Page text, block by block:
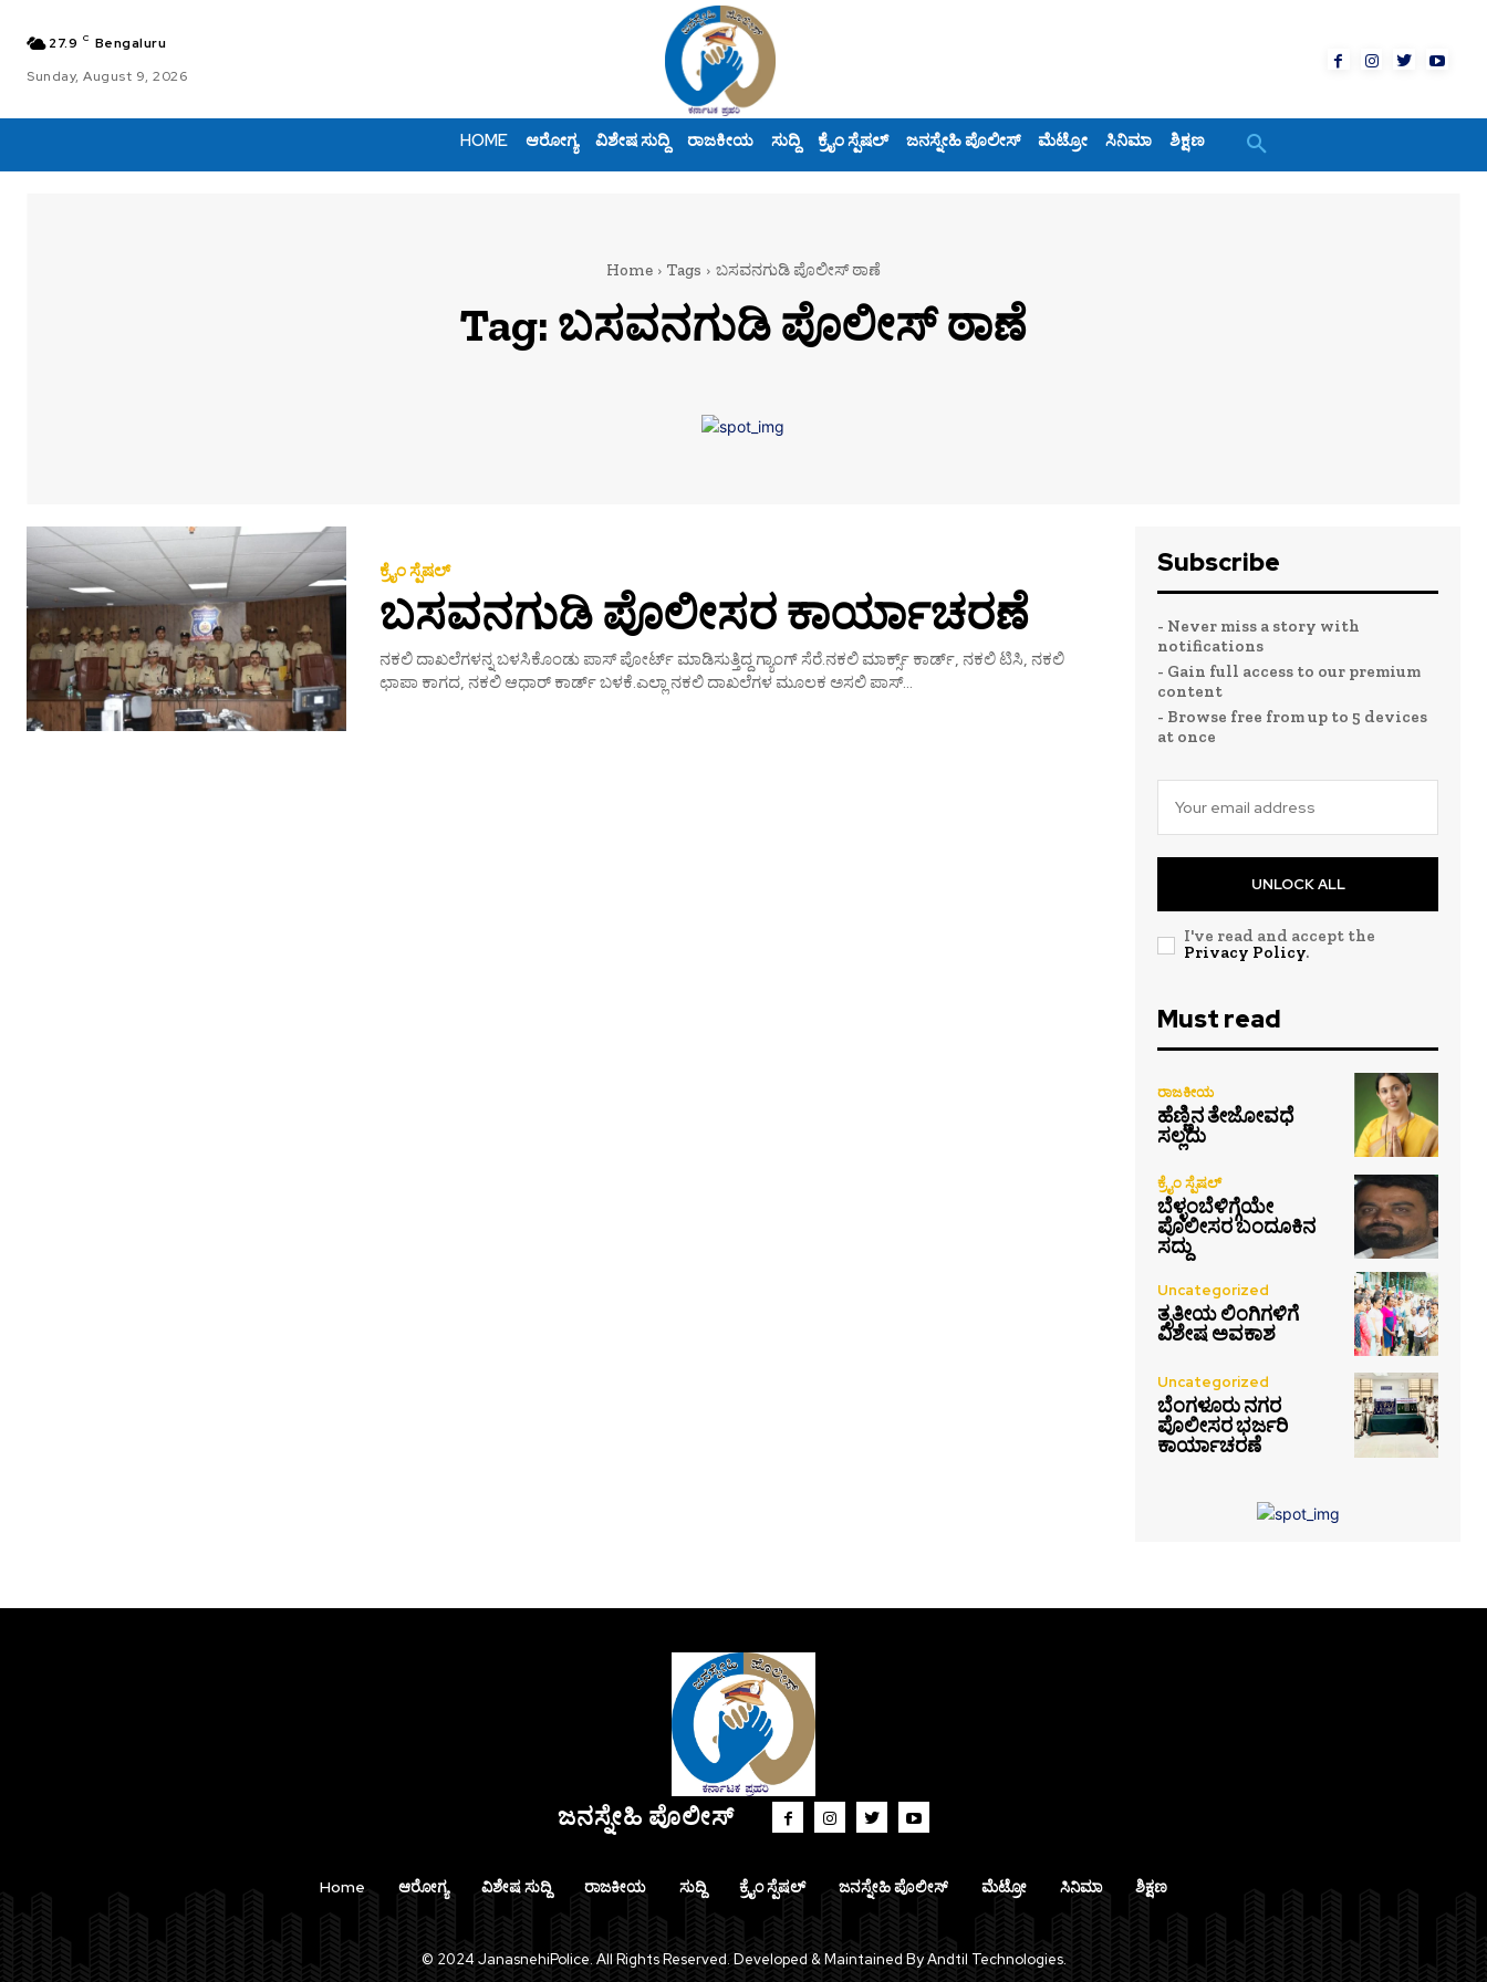
27.9 C Bengaluru
Sunday, August 9, 2026
HOME ಆರೋಗ್ಯ ವಿಶೇಷ ಸುದ್ದಿ ರಾಜಕೀಯ ಸುದ್ದಿ ಕ್ರೈಂ ಸ್ಪೆಷಲ್ ಜನಸ್ನೇಹಿ ಪೊಲೀಸ್ ಮೆಟ್ರೋ ಸಿನಿಮಾ ಶಿಕ್ಷಣ
Home Tags ಬಸವನಗುಡಿ ಪೊಲೀಸ್ ಠಾಣೆ
Tag: ಬಸವನಗುಡಿ ಪೊಲೀಸ್ ಠಾಣೆ
ಕ್ರೈಂ ಸ್ಪೆಷಲ್
ಬಸವನಗುಡಿ ಪೊಲೀಸರ ಕಾರ್ಯಾಚರಣೆ
ನಕಲಿ ದಾಖಲೆಗಳನ್ನ ಬಳಸಿಕೊಂಡು ಪಾಸ್ ಪೋರ್ಟ್ ಮಾಡಿಸುತ್ತಿದ್ದ ಗ್ಯಾಂಗ್ ಸೆರೆ.ನಕಲಿ ಮಾರ್ಕ್ಸ್ ಕಾರ್ಡ್, ನಕಲಿ ಟಿಸಿ, ನಕಲಿ
ಛಾಪಾ ಕಾಗದ, ನಕಲಿ ಆಧಾರ್ ಕಾರ್ಡ್ ಬಳಕೆ.ಎಲ್ಲಾ ನಕಲಿ ದಾಖಲೆಗಳ ಮೂಲಕ ಅಸಲಿ ಪಾಸ್...
Subscribe
- Never miss a story with
notifications
- Gain full access to our premium
content
- Browse free from up to 5 devices
at once
UNLOCK ALL
I've read and accept the
Privacy Policy.
Must read
ರಾಜಕೀಯ
ಹೆಣ್ಣಿನ ತೇಜೋವಧೆ
ಸಲ್ಲದು
ಕ್ರೈಂ ಸ್ಪೆಷಲ್
ಬೆಳ್ಳಂಬೆಳಿಗ್ಗೆಯೇ
ಪೊಲೀಸರ ಬಂದೂಕಿನ
ಸದ್ದು
Uncategorized
ತೃತೀಯ ಲಿಂಗಿಗಳಿಗೆ
ವಿಶೇಷ ಅವಕಾಶ
Uncategorized
ಬೆಂಗಳೂರು ನಗರ
ಪೊಲೀಸರ ಭರ್ಜರಿ
ಕಾರ್ಯಾಚರಣೆ
ಜನಸ್ನೇಹಿ ಪೊಲೀಸ್
Home ಆರೋಗ್ಯ ವಿಶೇಷ ಸುದ್ದಿ ರಾಜಕೀಯ ಸುದ್ದಿ ಕ್ರೈಂ ಸ್ಪೆಷಲ್ ಜನಸ್ನೇಹಿ ಪೊಲೀಸ್ ಮೆಟ್ರೋ ಸಿನಿಮಾ ಶಿಕ್ಷಣ
© 2024 JanasnehiPolice. All Rights Reserved. Developed & Maintained By Andtil Technologies.